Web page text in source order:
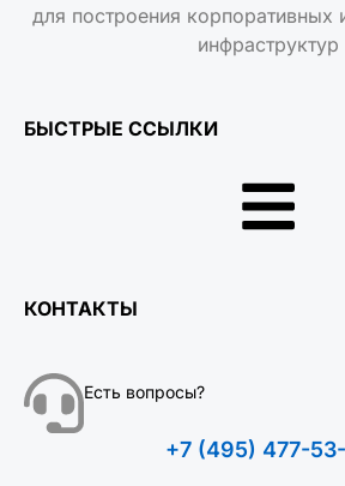
для построения
инфраструктур
БЫСТРЫЕ ССЫЛКИ
КОНТАКТЫ
Есть вопросы?
+7 (495) 477-